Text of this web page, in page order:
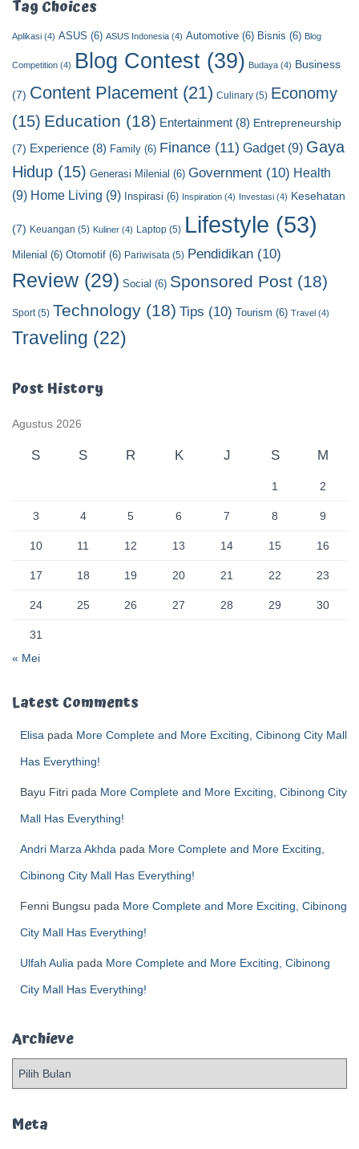
a
e
g
r
y
Tag Choices
Aplikasi (4) ASUS (6) ASUS Indonesia (4) Automotive (6) Bisnis (6) Blog
Competition (4) Blog Contest (39) Budaya (4) Business
(7) Content Placement (21) Culinary (5) Economy
(15) Education (18) Entertainment (8) Entrepreneurship
(7) Experience (8) Family (6) Finance (11) Gadget(9) Gaya
Hidup (15) Generasi Milenial (6) Government (10) Health
(9) Home Living (9) Inspirasi (6) Inspiration (4) Investasi (4) Kesehatan
(7) Keuangan (5) Kuliner (4) Laptop (5) Lifestyle (53)
Milenial (6) Otomotif (6) Pariwisata (5) Pendidikan (10)
Review (29) Social (6) Sponsored Post (18)
Sport(5) Technology (18) Tips (10) Tourism (6) Travel (4)
Traveling (22)
Post History
Agustus 2026
S S R K J S M
1 2
3 4 5 6 7 8 9
10 11 12 13 14 15 16
17 18 19 20 21 22 23
24 25 26 27 28 29 30
31
« Mei
Latest Comments
Elisa pada More Complete and More Exciting, Cibinong City Mall
Has Everything!
Bayu Fitri pada More Complete and More Exciting, Cibinong City
Mall Has Everything!
Andri Marza Akhda pada More Complete and More Exciting,
Cibinong City Mall Has Everything!
Fenni Bungsu pada More Complete and More Exciting, Cibinong
City Mall Has Everything!
Ulfah Aulia pada More Complete and More Exciting, Cibinong
City Mall Has Everything!
Archieve
h
Meta